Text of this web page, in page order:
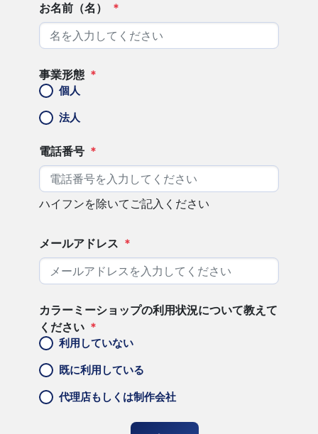
お名前（名） *
事業形態 *
個人
法人
電話番号 *
ハイフンを除いてご記入ください
メールアドレス *
カラーミーショップの利用状況について教えて
ください *
利用していない
既に利用している
代理店もしくは制作会社